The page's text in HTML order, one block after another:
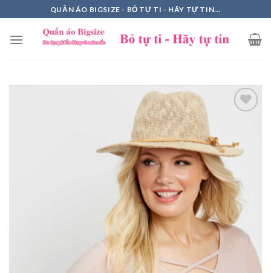
to
content
QUẦN ÁO BIGSIZE - BỎ TỰ TI - HÃY TỰ TIN...
Add to
Wishlist